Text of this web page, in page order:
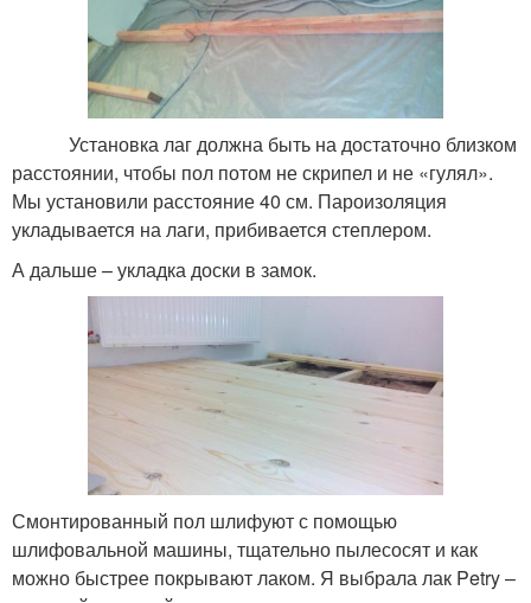
Установка лаг должна быть на достаточно близком
расстоянии, чтобы пол потом не скрипел и не «гулял».
Мы установили расстояние 40 см. Пароизоляция
укладывается на лаги, прибивается степлером.
А дальше – укладка доски в замок.
Смонтированный пол шлифуют с помощью
шлифовальной машины, тщательно пылесосят и как
можно быстрее покрывают лаком. Я выбрала лак Petry –